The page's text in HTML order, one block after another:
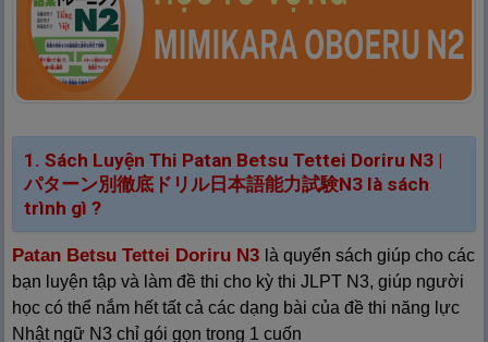
1. Sách Luyện Thi Patan Betsu Tettei Doriru N3 |
パターン別
Nghĩa: Chia li, phân biệt, đặc
biệt
徹底 ドリル日本
Nghĩa: Gốc, rễ, cội nguồn của
語能
Nghĩa: Tài năng, khả năng, vai
trò
力試験N3 là sách
trình gì ?
Patan Betsu Tettei Doriru N3 là quyển sách giúp cho các
bạn luyện tập và làm đề thi cho kỳ thi JLPT N3, giúp người
học có thể nắm hết tất cả các dạng bài của đề thi năng lực
Nhật ngữ N3 chỉ gói gọn trong 1 cuốn